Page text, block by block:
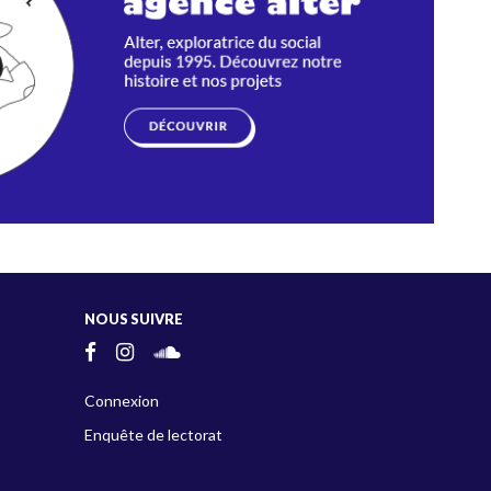
NOUS SUIVRE
Connexion
Enquête de lectorat